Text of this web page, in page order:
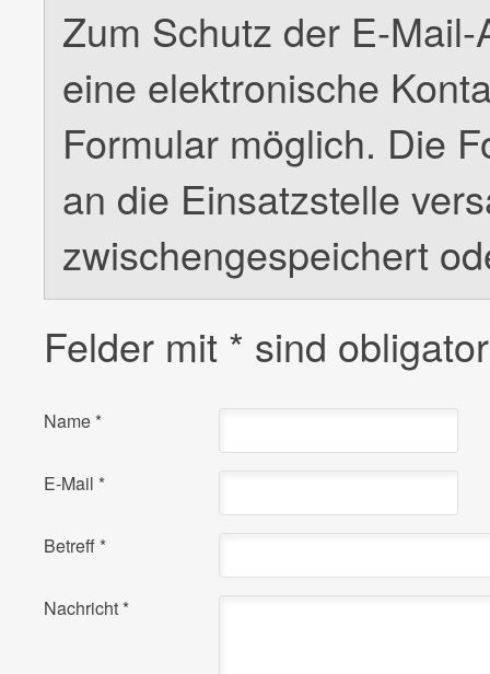
Zum Schutz der E-
eine elektronische
Formular möglich. Die
an die Einsatzstelle
zwischengespeichert
Felder mit * sind
Name *
E-Mail *
Betreff *
Nachricht *